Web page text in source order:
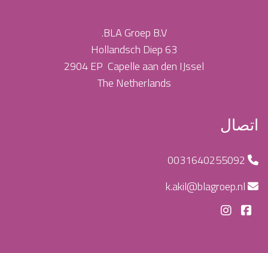
BLA Groep B.V.
Hollandsch Diep 63
2904EP Capelle aan den IJssel
The Netherlands
اتصال
0031640255092
k.akil@blagroep.nl